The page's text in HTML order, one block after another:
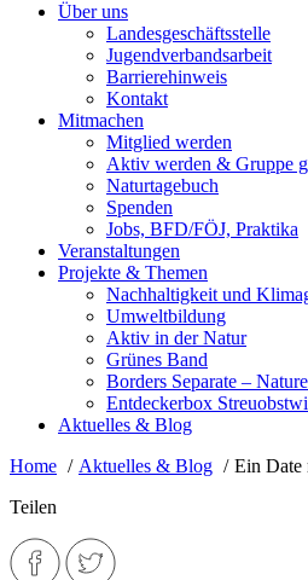
Über uns
Landesgeschäftsstelle
Jugendverbandsarbeit
Barrierehinweis
Kontakt
Mitmachen
Mitglied werden
Aktiv werden & Gruppe
Naturtagebuch
Spenden
Jobs, BFD/FÖJ, Praktika
Veranstaltungen
Projekte & Themen
Nachhaltigkeit und
Umweltbildung
Aktiv in der Natur
Grünes Band
Borders Separate –
Entdeckerbox
Aktuelles & Blog
Home
Aktuelles & Blog
Ein Date
Teilen